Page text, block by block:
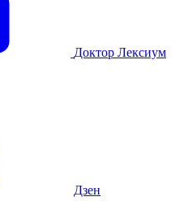
Доктор Лексиум
Дзен